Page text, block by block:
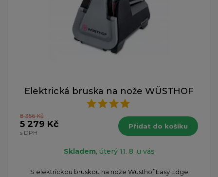
Elektrická bruska na nože WÜSTHOF
8 356 Kč
5 279 Kč
s DPH
Přidat do košíku
Skladem, úterý 11. 8. u vás
S elektrickou bruskou na nože Wüsthof Easy Edge